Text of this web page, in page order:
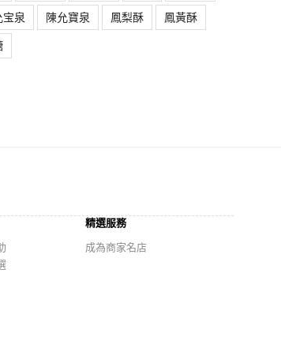
宝泉
陳允寶泉 鳳梨酥
鳳黃酥
精選服務
成為商家名店